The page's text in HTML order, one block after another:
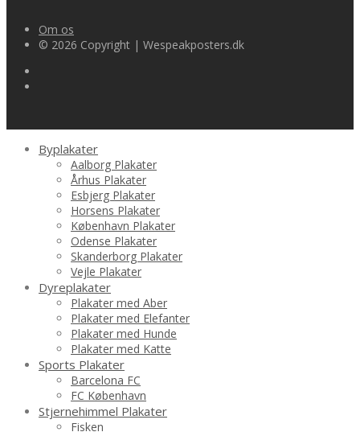
Om os
© 2026 Copyright | Wespeakposters.dk
Byplakater
Aalborg Plakater
Århus Plakater
Esbjerg Plakater
Horsens Plakater
København Plakater
Odense Plakater
Skanderborg Plakater
Vejle Plakater
Dyreplakater
Plakater med Aber
Plakater med Elefanter
Plakater med Hunde
Plakater med Katte
Sports Plakater
Barcelona FC
FC København
Stjernehimmel Plakater
Fisken